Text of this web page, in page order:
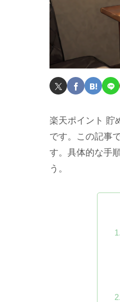
楽天ポイント 貯
です。この記事
す。具体的な手
う。